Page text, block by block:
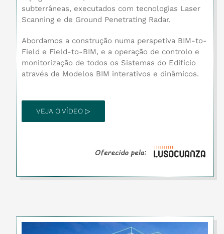
subterrâneas, executados com tecnologias Laser
Scanning e de Ground Penetrating Radar.
Abordamos a construção numa perspetiva BIM-to-
Field e Field-to-BIM, e a operação de controlo e
monitorização de todos os Sistemas do Edifício
através de Modelos BIM interativos e dinâmicos.
VEJA O VÍDEO ▷